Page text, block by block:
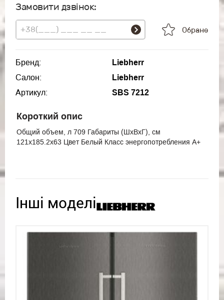
Замовити дзвінок:
Обране
Бренд:
Liebherr
Салон:
Liebherr
Артикул:
SBS 7212
Короткий опис
Общий объем, л 709 Габариты (ШхВхГ), см
121x185.2x63 Цвет Белый Класс энергопотребления A+
Інші моделі